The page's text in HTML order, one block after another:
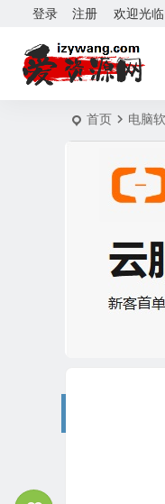
欢迎光临
登录 注册
首页 电脑